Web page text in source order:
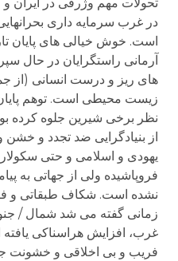
در غرب سرمایه داری
است. خوش خیالی های پایان
آرمانی راستگرایان در حال
های ریز و درست انسانی (از
زیست محیطی است. توهم
نظر برخی شیرین جلوه کرده
از بنیادگرایی ضد تجدد و
یهودی و اسلامی و حتی
فروپاشیده ولی از جهاتی به
نشده است. شکاف طبقاتی و
زمانی گفته می شد شمال /
غرب، افزایش هراسناکی
فریب و بی اخلاقی و خشونت